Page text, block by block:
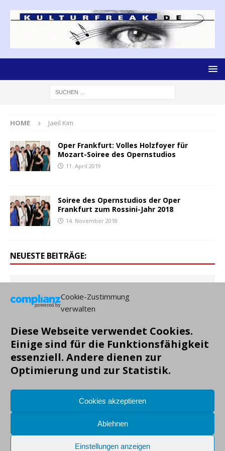
Cookie-Zustimmung
verwalten
Diese Webseite verwendet Cookies.
Einige sind für die Funktionsfähigkeit
essenziell. Andere dienen zur
Optimierung und zur Statistik.
Cookies akzeptieren
Ablehnen
Einstellungen anzeigen
HOME Jaeil Kim
Oper Frankfurt: Volles Holzfoyer für
Mozart-Soiree des Opernstudios
11. April 2019
Soiree des Opernstudios der Oper
Frankfurt zum Rossini-Jahr 2018
14. November 2018
NEUESTE BEITRÄGE: